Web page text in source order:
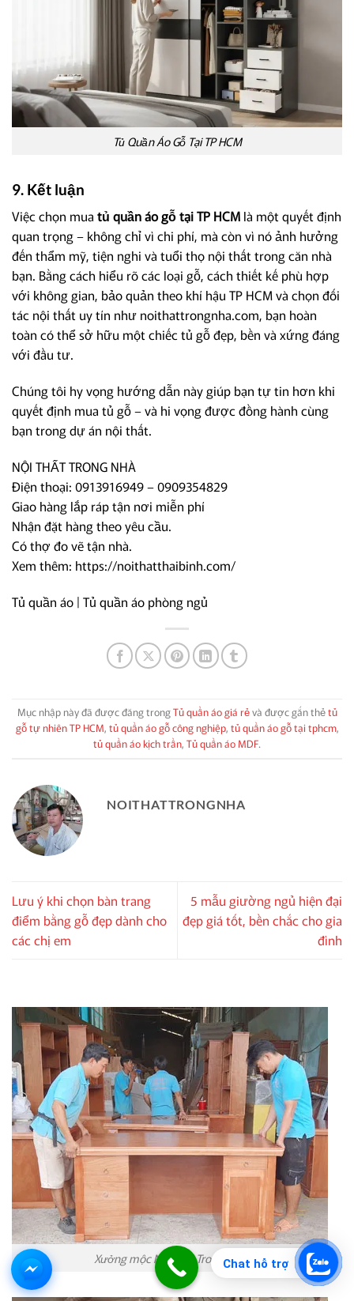
Chat hỗ trợ
Tủ Quần Áo Gỗ Tại TP HCM
9. Kết luận
Việc chọn mua tủ quần áo gỗ tại TP HCM là một quyết định
quan trọng – không chỉ vì chi phí, mà còn vì nó ảnh hưởng
đến thẩm mỹ, tiện nghi và tuổi thọ nội thất trong căn nhà
bạn. Bằng cách hiểu rõ các loại gỗ, cách thiết kế phù hợp
với không gian, bảo quản theo khí hậu TP HCM và chọn đối
tác nội thất uy tín như noithattrongnha.com, bạn hoàn
toàn có thể sở hữu một chiếc tủ gỗ đẹp, bền và xứng đáng
với đầu tư.
Chúng tôi hy vọng hướng dẫn này giúp bạn tự tin hơn khi
quyết định mua tủ gỗ – và hi vọng được đồng hành cùng
bạn trong dự án nội thất.
NỘI THẤT TRONG NHÀ
Điện thoại: 0913916949 – 0909354829
Giao hàng lắp ráp tận nơi miễn phí
Nhận đặt hàng theo yêu cầu.
Có thợ đo vẽ tận nhà.
Xem thêm: https://noithatthaibinh.com/
Tủ quần áo | Tủ quần áo phòng ngủ
Mục nhập này đã được đăng trongTủ quần áo giá rẻvà được gắn thẻtủ
gỗ tự nhiên TP HCM, tủ quần áo gỗ công nghiệp, tủ quần áo gỗ tại tphcm,
tủ quần áo kịch trần, Tủ quần áo MDF.
NOITHATTRONGNHA
Lưu ý khi chọn bàn trang
điểm bằng gỗ đẹp dành cho
các chị em
5 mẫu giường ngủ hiện đại
đẹp giá tốt, bền chắc cho gia
đình
Xưởng mộc Nội Thất Trong Nhà